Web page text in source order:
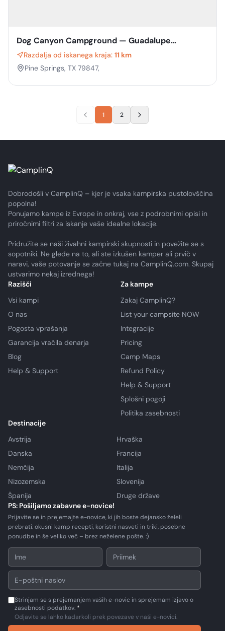
Dog Canyon Campground — Guadalupe
Mountains National Park
Razdalja od iskanega kraja: 11 km
Pine Springs, TX 79847,
1 2
Dobrodošli v CamplinQ – kjer je vsaka kampirska pustolovščina
popolna!
Ponujamo kampe iz Evrope in onkraj, vse z podrobnimi opisi in
priročnimi filtri za iskanje vaše idealne lokacije.
Pridružite se naši živahni kampirski skupnosti in povežite se s
sopotniki. Ne glede na to, ali ste izkušen kamper ali prvič v
naravi, vaše potovanje se začne tukaj na CamplinQ.com. Skupaj
ustvarimo nekaj izrednega!
Razišči
Vsi kampi
O nas
Pogosta vprašanja
Garancija vračila denarja
Blog
Help & Support
Za kampe
Zakaj CamplinQ?
List your campsite NOW
Integracije
Pricing
Camp Maps
Refund Policy
Help & Support
Splošni pogoji
Politika zasebnosti
Destinacije
Avstrija
Hrvaška
Danska
Francija
Nemčija
Italija
Nizozemska
Slovenija
Španija
Druge države
PS: Pošiljamo zabavne e-novice!
Prijavite se in prejemajte e-novice, ki jih boste dejansko želeli
prebrati: okusni kamp recepti, koristni nasveti in triki, posebne
ponudbe in še veliko več – brez neželene pošte. :)
Strinjam se s prejemanjem vaših e-novic in sprejemam izjavo o
zasebnosti podatkov. *
Odjavite se lahko kadarkoli prek povezave v naši e-novici.